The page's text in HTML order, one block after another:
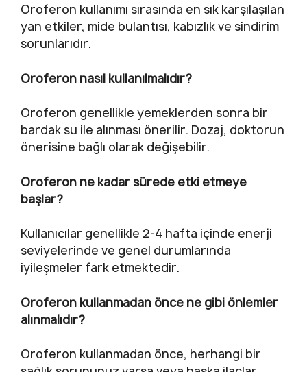
Oroferon kullanımı sırasında en sık karşılaşılan
yan etkiler, mide bulantısı, kabızlık ve sindirim
sorunlarıdır.
Oroferon nasıl kullanılmalıdır?
Oroferon genellikle yemeklerden sonra bir
bardak su ile alınması önerilir. Dozaj, doktorun
önerisine bağlı olarak değişebilir.
Oroferon ne kadar sürede etki etmeye
başlar?
Kullanıcılar genellikle 2-4 hafta içinde enerji
seviyelerinde ve genel durumlarında
iyileşmeler fark etmektedir.
Oroferon kullanmadan önce ne gibi önlemler
alınmalıdır?
Oroferon kullanmadan önce, herhangi bir